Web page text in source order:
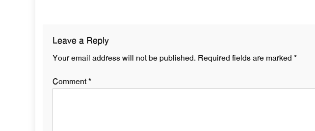
Leave a Reply
Your email address will not be published. Required fields are marked *
Comment*